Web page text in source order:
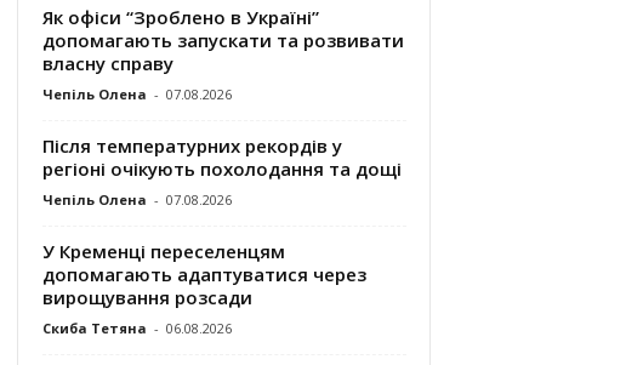
Як офіси “Зроблено в Україні”
допомагають запускaти та розвивати
власну справу
Чепіль Олена - 07.08.2026
Після температурних рекордів у
регіоні очікують похолодання та дощі
Чепіль Олена - 07.08.2026
У Кременці переселенцям
допомагають адаптуватися через
вирощування розсади
Скиба Тетяна - 06.08.2026